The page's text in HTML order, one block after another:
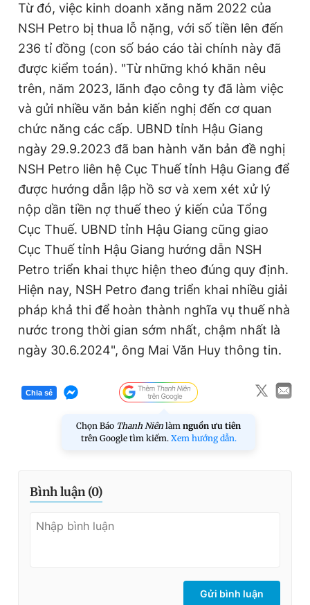
Từ đó, việc kinh doanh xăng năm 2022 của
NSH Petro bị thua lỗ nặng, với số tiền lên đến
236 tỉ đồng (con số báo cáo tài chính này đã
được kiểm toán). "Từ những khó khăn nêu
trên, năm 2023, lãnh đạo công ty đã làm việc
và gửi nhiều văn bản kiến nghị đến cơ quan
chức năng các cấp. UBND tỉnh Hậu Giang
ngày 29.9.2023 đã ban hành văn bản đề nghị
NSH Petro liên hệ Cục Thuế tỉnh Hậu Giang để
được hướng dẫn lập hồ sơ và xem xét xử lý
nộp dần tiền nợ thuế theo ý kiến của Tổng
Cục Thuế. UBND tỉnh Hậu Giang cũng giao
Cục Thuế tỉnh Hậu Giang hướng dẫn NSH
Petro triển khai thực hiện theo đúng quy định.
Hiện nay, NSH Petro đang triển khai nhiều giải
pháp khả thi để hoàn thành nghĩa vụ thuế nhà
nước trong thời gian sớm nhất, chậm nhất là
ngày 30.6.2024", ông Mai Văn Huy thông tin.
Chia sẻ
Chọn Báo Thanh Niên làm nguồn ưu tiên
trên Google tìm kiếm. Xem hướng dẫn.
Bình luận (0)
Gửi bình luận